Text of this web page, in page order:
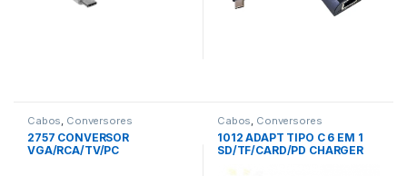
Cabos Conversores
2757 CONVERSOR
VGA/RCA/TV/PC
Cabos Conversores
1012 ADAPT TIPO C 6 EM 1
SD/TF/CARD/PD CHARGER